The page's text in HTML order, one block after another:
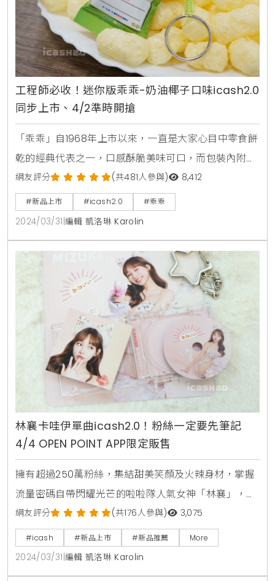
工程師必收！迷你版乖乖-奶油椰子口味icash2.0
同步上市、4/2準時開搶
「乖乖」自1968年上市以來，一直是大家心目中零食餅
乾的經典代表之一，口感酥脆美味可口，而包裝內附小
玩具的做法為業界首創，立刻成為小朋友最愛的零食之
一！科技業更流傳著一個神祕都市傳說：只要放上綠色
版本的「乖乖」，機房設備就能一路順暢正常運作，
「乖乖」不但是經典零食，更成為「鎮機之寶」被賦予
神聖的使命感。愛金卡公司這次與「乖乖」合作推出
「乖乖-奶油椰子口味icash2.0」，外觀完美還原真實
餅乾包裝
網友評分 (共481人參與) 8,412
#新品上市 #icash2.0 #乖乖
2024/03/31 編輯 凱洛琳 Karolin
林襄卡哇伊單曲icash2.0！粉絲一定要先筆記
4/4 OPEN POINT APP限定販售
擁有超過250萬粉絲，集結甜美笑顏及火辣身材，掌握
流量密碼自帶閃耀光芒的啦啦隊人氣女神「林襄」，不
但在球場上魅力四射，更跨足綜藝及戲劇圈，甚至推出
單曲進軍歌壇，全方位的努力受到大家認可及喜愛，而
愛金卡公司推出的造型icash2.0不但方便好用，精緻的
外型迷你又可愛，每每一推出就受到卡片迷爭相購買收
網友評分 (共176人參與) 3,075
#icash #新品上市 #新品推薦 More
2024/03/31 編輯 凱洛琳 Karolin